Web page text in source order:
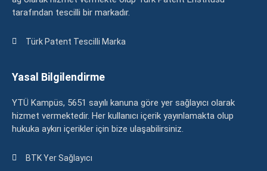
tarafından tescilli bir markadır.
Türk Patent Tescilli Marka
Yasal Bilgilendirme
YTÜ Kampüs, 5651 sayılı kanuna göre yer sağlayıcı olarak
hizmet vermektedir. Her kullanıcı içerik yayınlamakta olup
hukuka aykırı içerikler için bize ulaşabilirsiniz.
BTK Yer Sağlayıcı